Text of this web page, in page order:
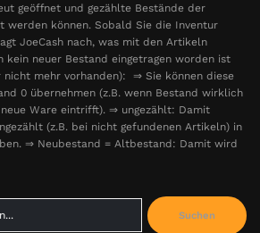
geöffnet und gezählte Bestände der
werden können. Sobald Sie die Inventur
JoeCash nach, was mit den Artikeln
kein neuer Bestand eingetragen worden ist
nicht mehr vorhanden): ⇒ Sie können diese
0 übernehmen (z.B. wenn Bestand wirklich
Ware eintrifft). ⇒ ungezählt: Damit
(z.B. bei nicht gefundenen Artikeln) in
⇒ Neubestand = Altbestand: Damit wird
Suchen